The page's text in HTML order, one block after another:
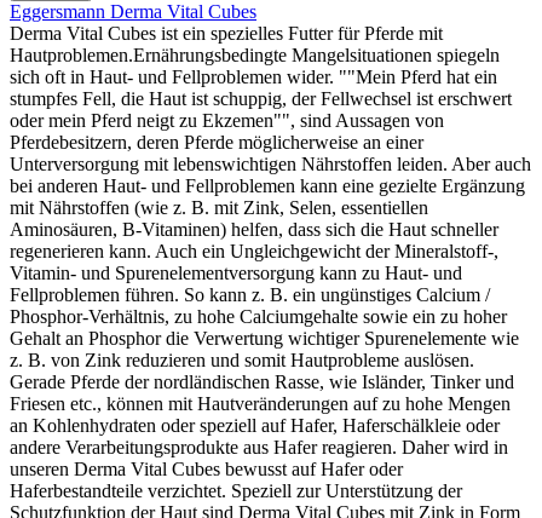
Eggersmann Derma Vital Cubes
Derma Vital Cubes ist ein spezielles Futter für Pferde mit
Hautproblemen.Ernährungsbedingte Mangelsituationen spiegeln
sich oft in Haut- und Fellproblemen wider. ""Mein Pferd hat ein
stumpfes Fell, die Haut ist schuppig, der Fellwechsel ist erschwert
oder mein Pferd neigt zu Ekzemen"", sind Aussagen von
Pferdebesitzern, deren Pferde möglicherweise an einer
Unterversorgung mit lebenswichtigen Nährstoffen leiden. Aber auch
bei anderen Haut- und Fellproblemen kann eine gezielte Ergänzung
mit Nährstoffen (wie z. B. mit Zink, Selen, essentiellen
Aminosäuren, B-Vitaminen) helfen, dass sich die Haut schneller
regenerieren kann. Auch ein Ungleichgewicht der Mineralstoff-,
Vitamin- und Spurenelementversorgung kann zu Haut- und
Fellproblemen führen. So kann z. B. ein ungünstiges Calcium /
Phosphor-Verhältnis, zu hohe Calciumgehalte sowie ein zu hoher
Gehalt an Phosphor die Verwertung wichtiger Spurenelemente wie
z. B. von Zink reduzieren und somit Hautprobleme auslösen.
Gerade Pferde der nordländischen Rasse, wie Isländer, Tinker und
Friesen etc., können mit Hautveränderungen auf zu hohe Mengen
an Kohlenhydraten oder speziell auf Hafer, Haferschälkleie oder
andere Verarbeitungsprodukte aus Hafer reagieren. Daher wird in
unseren Derma Vital Cubes bewusst auf Hafer oder
Haferbestandteile verzichtet. Speziell zur Unterstützung der
Schutzfunktion der Haut sind Derma Vital Cubes mit Zink in Form